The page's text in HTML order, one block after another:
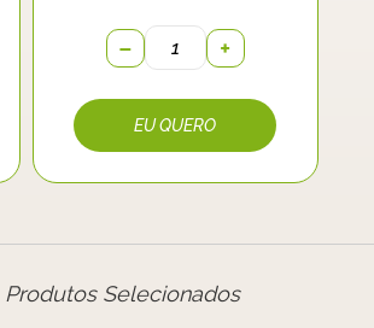
− +
Produtos Selecionados